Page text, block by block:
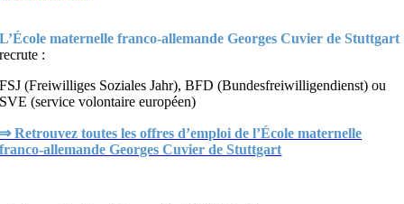
L’École maternelle franco-allemande Georges Cuvier de Stuttgart
recrute :
FSJ (Freiwilliges Soziales Jahr), BFD (Bundesfreiwilligendienst) ou
SVE (service volontaire européen)
⇒ Retrouvez toutes les offres d’emploi de l’École maternelle
franco-allemande Georges Cuvier de Stuttgart